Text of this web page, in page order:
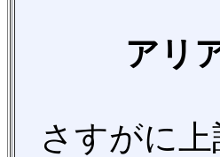
アリ
さすがに